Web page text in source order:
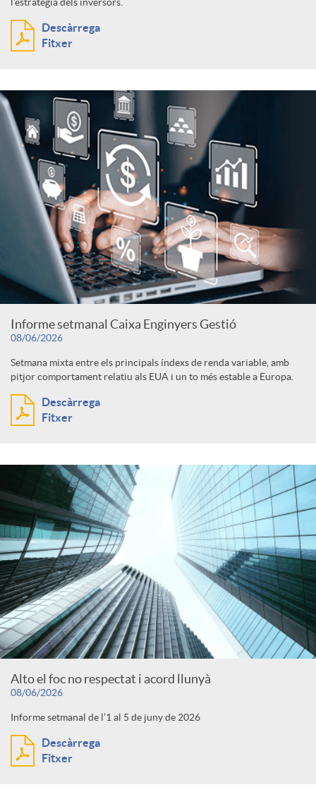
l’estratègia dels inversors.
Descàrrega
Fitxer
Informe setmanal Caixa Enginyers Gestió
08/06/2026
Setmana mixta entre els principals índexs de renda variable, amb
pitjor comportament relatiu als EUA i un to més estable a Europa.
Descàrrega
Fitxer
Alto el foc no respectat i acord llunyà
08/06/2026
Informe setmanal de l’1 al 5 de juny de 2026
Descàrrega
Fitxer